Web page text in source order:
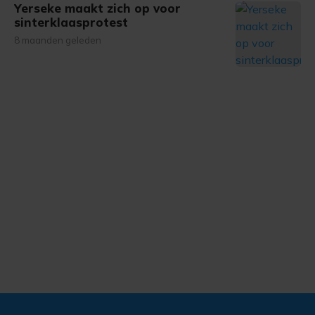
Yerseke maakt zich op voor
sinterklaasprotest
8 maanden geleden